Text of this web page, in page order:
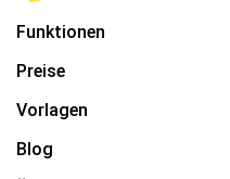
Funktionen
Preise
Vorlagen
Blog